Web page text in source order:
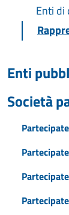
Enti
Enti
Società